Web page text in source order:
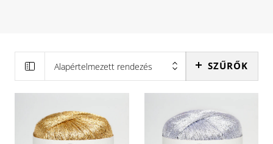
Alapértelmezett rendezés SZŰRŐK